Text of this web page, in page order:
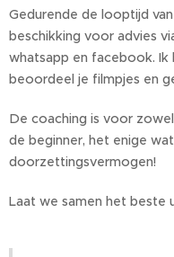
Gedurende de looptijd
beschikking voor advies
whatsapp en facebook. Ik
beoordeel je filmpjes en
De coaching is voor
de beginner, het enige
doorzettingsvermogen!
Laat we samen het beste